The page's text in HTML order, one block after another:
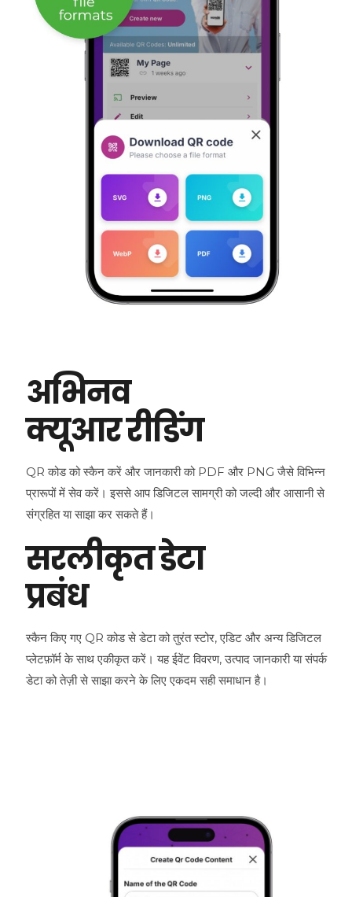
अभिनव
क्यूआर रीडिंग
QR कोड को स्कैन करें और जानकारी को PDF और PNG जैसे विभिन्न
प्रारूपों में सेव करें। इससे आप डिजिटल सामग्री को जल्दी और आसानी से
संग्रहित या साझा कर सकते हैं।
सरलीकृत डेटा
प्रबंध
स्कैन किए गए QR कोड से डेटा को तुरंत स्टोर, एडिट और अन्य डिजिटल
प्लेटफ़ॉर्म के साथ एकीकृत करें। यह ईवेंट विवरण, उत्पाद जानकारी या संपर्क
डेटा को तेज़ी से साझा करने के लिए एकदम सही समाधान है।